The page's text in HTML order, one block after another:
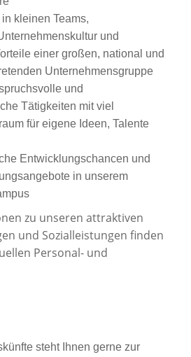
kleinen Teams,
und
einer großen, national und
Unternehmensgruppe
und
Tätigkeiten mit viel
für eigene Ideen, Talente
Entwicklungschancen und
in unserem
zu unseren attraktiven
und Sozialleistungen finden
Personal- und
steht Ihnen gerne zur